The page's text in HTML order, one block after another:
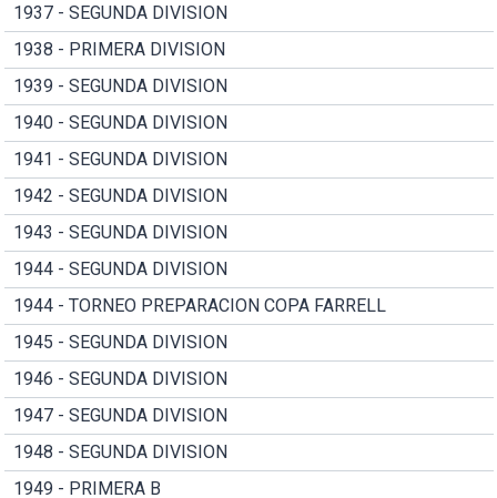
1937 - SEGUNDA DIVISION
1938 - PRIMERA DIVISION
1939 - SEGUNDA DIVISION
1940 - SEGUNDA DIVISION
1941 - SEGUNDA DIVISION
1942 - SEGUNDA DIVISION
1943 - SEGUNDA DIVISION
1944 - SEGUNDA DIVISION
1944 - TORNEO PREPARACION COPA FARRELL
1945 - SEGUNDA DIVISION
1946 - SEGUNDA DIVISION
1947 - SEGUNDA DIVISION
1948 - SEGUNDA DIVISION
1949 - PRIMERA B